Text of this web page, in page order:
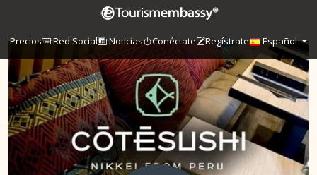
Precios Red Social Noticias Conéctate Regístrate Español